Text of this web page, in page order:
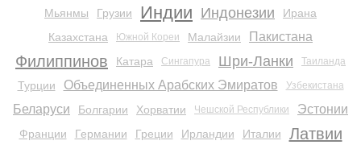
Мьянмы
Грузии Индии Индонезии
Ирана
Казахстана
Южной Кореи Малайзии Пакистана
Филиппинов Катара Сингапура Шри-Ланки Таиланда
Турции Объединенных Арабских Эмиратов Узбекистана
Беларуси Болгарии Хорватии Чешской Республики Эстонии
Франции Германии Греции Ирландии Италии Латвии